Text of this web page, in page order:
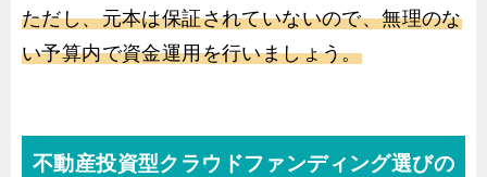
ただし、元本は保証されていないので、無理のな
い予算内で資金運用を行いましょう。
不動産投資型クラウドファンディング選びの